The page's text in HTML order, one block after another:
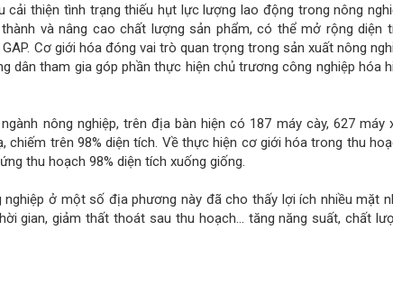
thiện tình trạng thiếu hụt lực lượng lao động trong nông
và nâng cao chất lượng sản phẩm, có thể mở rộng diện
Cơ giới hóa đóng vai trò quan trọng trong sản xuất nông
dân tham gia góp phần thực hiện chủ trương công nghiệp hóa
nông nghiệp, trên địa bàn hiện có 187 máy cày, 627 máy
trên 98% diện tích. Về thực hiện cơ giới hóa trong thu
thu hoạch 98% diện tích xuống giống.
ở một số địa phương này đã cho thấy lợi ích nhiều mặt
gian, giảm thất thoát sau thu hoạch… tăng năng suất, chất